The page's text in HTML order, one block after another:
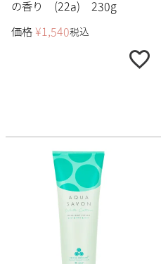
の香り (22a) 230g
価格 ¥1,540税込